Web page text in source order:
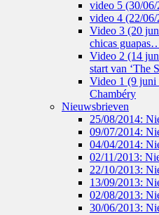
video 5 (30/
video 4 (22/06/
Video 3 (20
chicas
Video 2 (14
start van ‘The
Video 1 (9 juni
Chambéry
Nieuwsbrieven
25/08/2014:
09/07/2014:
04/04/2014:
02/11/2013:
22/10/2013:
13/09/2013:
02/08/2013:
30/06/2013: